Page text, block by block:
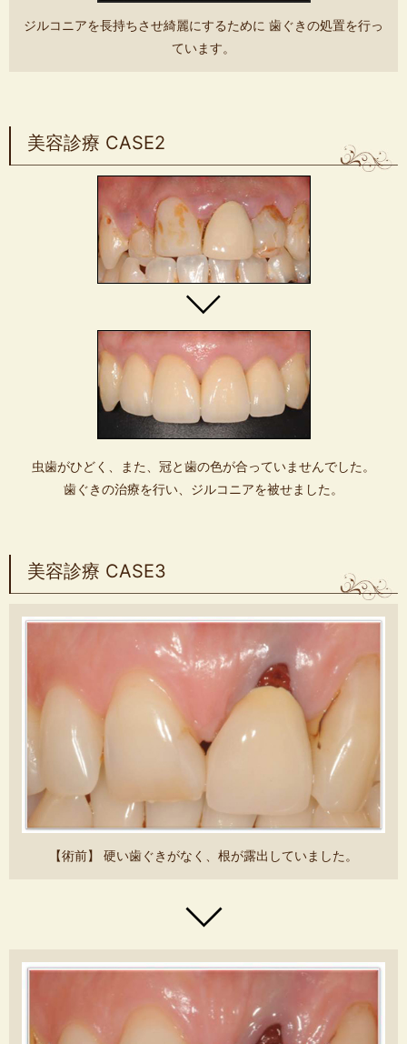
ジルコニアを長持ちさせ綺麗にするために 歯ぐきの処置を行っ
ています。
美容診療 CASE2
虫歯がひどく、また、冠と歯の色が合っていませんでした。
歯ぐきの治療を行い、ジルコニアを被せました。
美容診療 CASE3
【術前】 硬い歯ぐきがなく、根が露出していました。